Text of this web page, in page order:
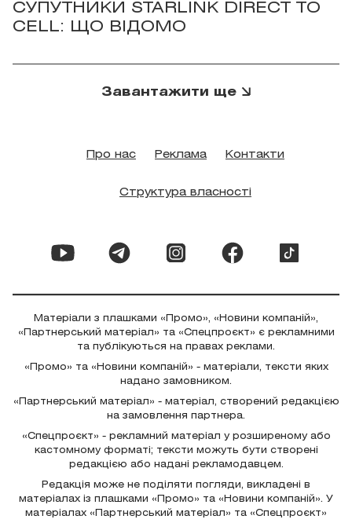
СУПУТНИКИ STARLINK DIRECT TO
CELL: ЩО ВІДОМО
Завантажити ще
Про нас Реклама Контакти
Структура власності
Матеріали з плашками «Промо», «Новини компаній»,
«Партнерський матеріал» та «Спецпроєкт» є рекламними
та публікуються на правах реклами.
«Промо» та «Новини компаній» - матеріали, тексти яких
надано замовником.
«Партнерський матеріал» - матеріал, створений редакцією
на замовлення партнера.
«Спецпроєкт» - рекламний матеріал у розширеному або
кастомному форматі; тексти можуть бути створені
редакцією або надані рекламодавцем.
Редакція може не поділяти погляди, викладені в
матеріалах із плашками «Промо» та «Новини компаній». У
матеріалах «Партнерський матеріал» та «Спецпроєкт»